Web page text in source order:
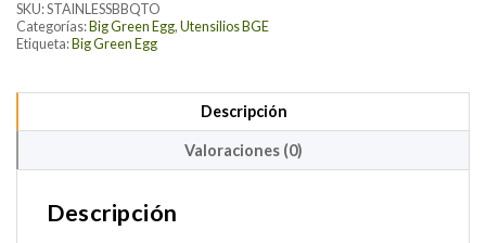
SKU:STAINLESSBBQTO
Categorías: Big Green Egg, Utensilios BGE
Etiqueta: Big Green Egg
Descripción
Valoraciones (0)
Descripción